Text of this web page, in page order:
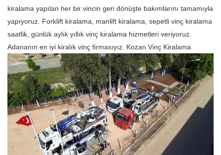
kiralama yapılan her bir vincin geri dönüşte bakımlarını tamamıyla
yapıyoruz. Forklift kiralama, manlift kiralama, sepetli vinç kiralama
saatlik, günlük aylık yıllık vinç kiralama hizmetleri veriyoruz.
Adananın en iyi kiralık vinç firmasıyız. Kozan‎ Vinç Kiralama